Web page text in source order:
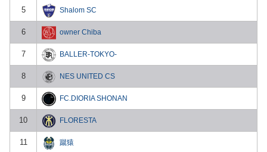
5 Shalom SC
6 owner Chiba
7 BALLER-TOKYO-
8 NES UNITED CS
9 FC.DIORIA SHONAN
10 FLORESTA
11 蹴猿